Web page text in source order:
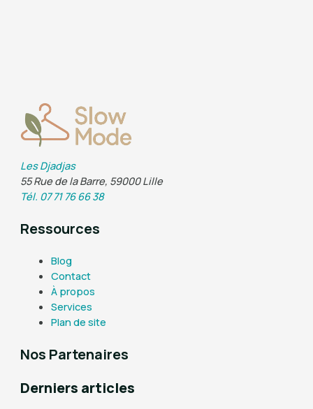
Les Djadjas
55 Rue de la Barre, 59000 Lille
Tél. 07 71 76 66 38
Ressources
Blog
Contact
À propos
Services
Plan de site
Nos Partenaires
Derniers articles